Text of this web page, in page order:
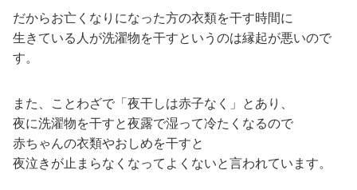
だからお亡くなりになった方の衣類を干す時間に
生きている人が洗濯物を干すというのは縁起が悪いので
す。
また、ことわざで「夜干しは赤子なく」とあり、
夜に洗濯物を干すと夜露で湿って冷たくなるので
赤ちゃんの衣類やおしめを干すと
夜泣きが止まらなくなってよくないと言われています。